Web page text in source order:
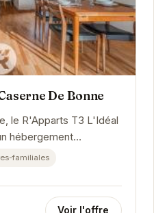
De Bonne
le R'Apparts T3 L'Idéal
hébergement
familiales
Voir l'offre